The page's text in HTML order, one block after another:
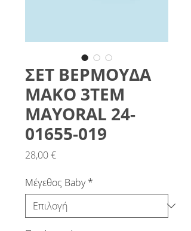
ΣΕΤ ΒΕΡΜΟΥΔΑ
ΜΑΚΟ 3ΤΕΜ
MAYORAL 24-
01655-019
28,00 €Τιμή
Μέγεθος Baby *